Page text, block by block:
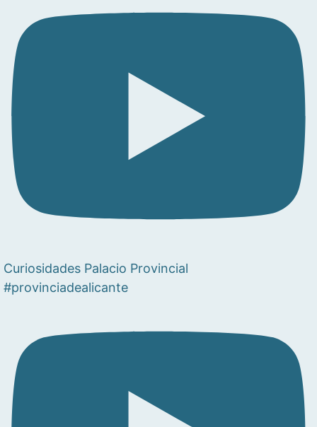
Curiosidades Palacio Provincial
#provinciadealicante